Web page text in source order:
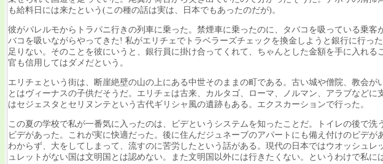
も給料日には来たという(この種の話は実は、日本でもあったのだが)。
彼がパレルモからトラパニ行きの列車に乗った。禁煙車に乗ったのに、タバコを吸っている乗
バコを吸いながらやってきた! 私がエリチェでトラベラーズチェックを換金しようと銀行に行っ
足りない。そのことを彼にいうと、銀行員に掛け合ってくれて、ちゃんとした金額を手に入れ
官も信用してはダメだという。
エリチェという街は、断崖絶壁の山の上にある中世そのままの町である。古い城や僧院、教会
とはヴィーナスの子供だそうだ。エリチェは古来、カルタゴ、ローマ、ノルマン、アラブなど
はセジェスタとセリヌンテという古代ギリシャ風の遺跡もある。エクスカーションで行った。
この夏の学校で私が一番気に入ったのは、ビデというシステムを知ったことだ。トイレの後で
ビデがあった。これが実に快適だった。後に住んだジュネーブのアパートにも備え付けのビデ
わからず、大をしてしまって、流すのに苦労したという話がある。現代の日本ではウオッシュ
ュレットがない国は文明国とは認めない。また文明国以外には行きたくない。というわけで私に